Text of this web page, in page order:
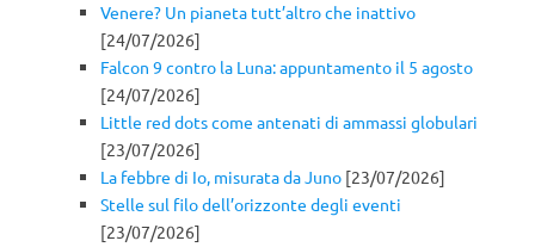
Venere? Un pianeta tutt’altro che inattivo
[24/07/2026]
Falcon 9 contro la Luna: appuntamento il 5 agosto
[24/07/2026]
Little red dots come antenati di ammassi globulari
[23/07/2026]
La febbre di Io, misurata da Juno [23/07/2026]
Stelle sul filo dell’orizzonte degli eventi
[23/07/2026]